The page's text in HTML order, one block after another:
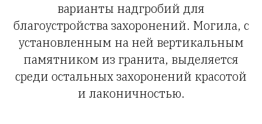
варианты надгробий для
благоустройства захоронений. Могила, с
установленным на ней вертикальным
памятником из гранита, выделяется
среди остальных захоронений красотой
и лаконичностью.